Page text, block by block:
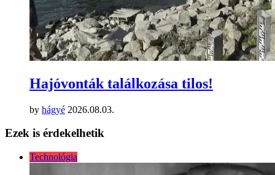
Hajóvonták találkozása tilos!
by hágyé 2026.08.03.
Ezek is érdekelhetik
Technológia